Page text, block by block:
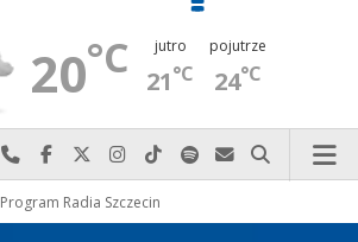
20°C jutro
21°C
pojutrze
24°C
Najlepiej po prostu do nas zadzwoń
Odwiedź nas na Facebook-u
Odwiedź nas na X
Odwiedź nas na Instagram-ie
Odwiedź nas na TikTok-u
Szukaj nas na Spotify
Wyślij do nas
Szukaj
Program Radia Szczecin